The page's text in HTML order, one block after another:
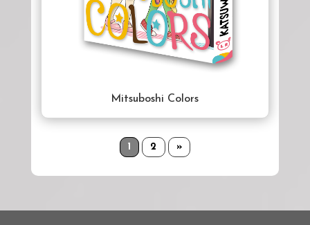
Mitsuboshi Colors
1 2 »